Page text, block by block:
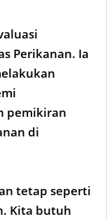
Perikanan. Ia
pemikiran
di
tetap seperti
Kita butuh